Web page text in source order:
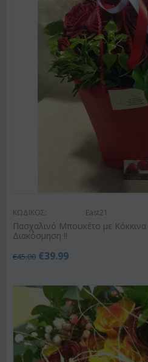
ΚΩΔΙΚΟΣ: East21
Πασχαλινό Μπουκέτο με
Διακόσμηση !!
€45.00 €39.99